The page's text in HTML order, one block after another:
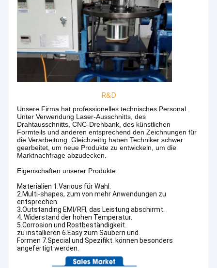
R&D
Unsere Firma hat professionelles technisches Personal.
Unter Verwendung Laser-Ausschnitts, des
Drahtausschnitts, CNC-Drehbank, des künstlichen
Formteils und anderen entsprechend den Zeichnungen für
die Verarbeitung. Gleichzeitig haben Techniker schwer
gearbeitet, um neue Produkte zu entwickeln, um die
Marktnachfrage abzudecken.
Eigenschaften unserer Produkte:
Materialien 1.Various für Wahl.
2.Multi-shapes, zum von mehr Anwendungen zu
entsprechen.
3.Outstanding EMI/RFI, das Leistung abschirmt.
4. Widerstand der hohen Temperatur.
5.Corrosion und Rostbeständigkeit.
zu installieren 6.Easy zum Säubern und.
Formen 7.Special und Spezifikt. können besonders
angefertigt werden.